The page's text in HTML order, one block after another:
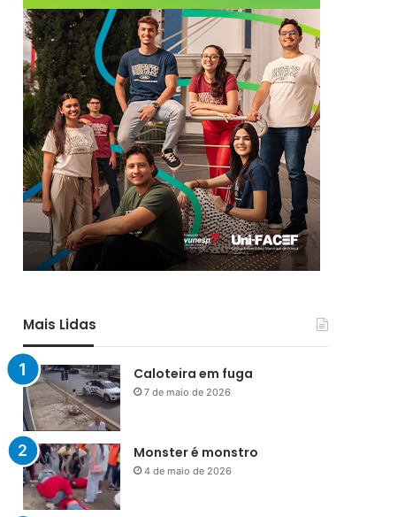
Mais Lidas
Caloteira em fuga
7 de maio de 2026
Monster é monstro
4 de maio de 2026